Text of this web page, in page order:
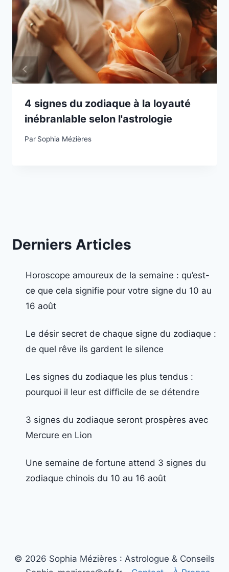
4 signes du zodiaque à la loyauté
inébranlable selon l'astrologie
Par Sophia Mézières
Derniers Articles
Horoscope amoureux de la semaine : qu’est-
ce que cela signifie pour votre signe du 10 au
16 août
Le désir secret de chaque signe du zodiaque :
de quel rêve ils gardent le silence
Les signes du zodiaque les plus tendus :
pourquoi il leur est difficile de se détendre
3 signes du zodiaque seront prospères avec
Mercure en Lion
Une semaine de fortune attend 3 signes du
zodiaque chinois du 10 au 16 août
© 2026 Sophia Mézières : Astrologue & Conseils